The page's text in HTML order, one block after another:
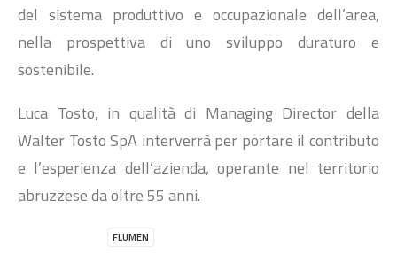
del sistema produttivo e occupazionale dell’area,
nella prospettiva di uno sviluppo duraturo e
sostenibile.
Luca Tosto, in qualità di Managing Director della
Walter Tosto SpA interverrà per portare il contributo
e l’esperienza dell’azienda, operante nel territorio
abruzzese da oltre 55 anni.
FLUMEN